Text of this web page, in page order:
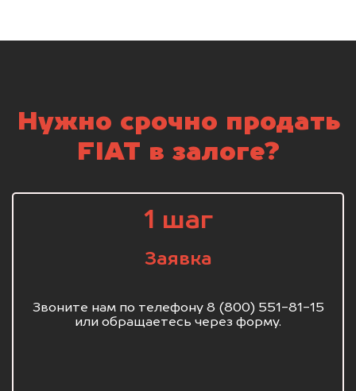
Нужно срочно продать
FIAT в залоге?
1 шаг
Заявка
Звоните нам по телефону 8 (800) 551-81-15
или обращаетесь через форму.